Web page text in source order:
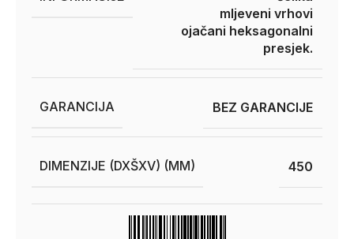
mljeveni vrhovi
ojačani heksagonalni
presjek.
GARANCIJA BEZ GARANCIJE
DIMENZIJE (DXŠXV) (MM) 450